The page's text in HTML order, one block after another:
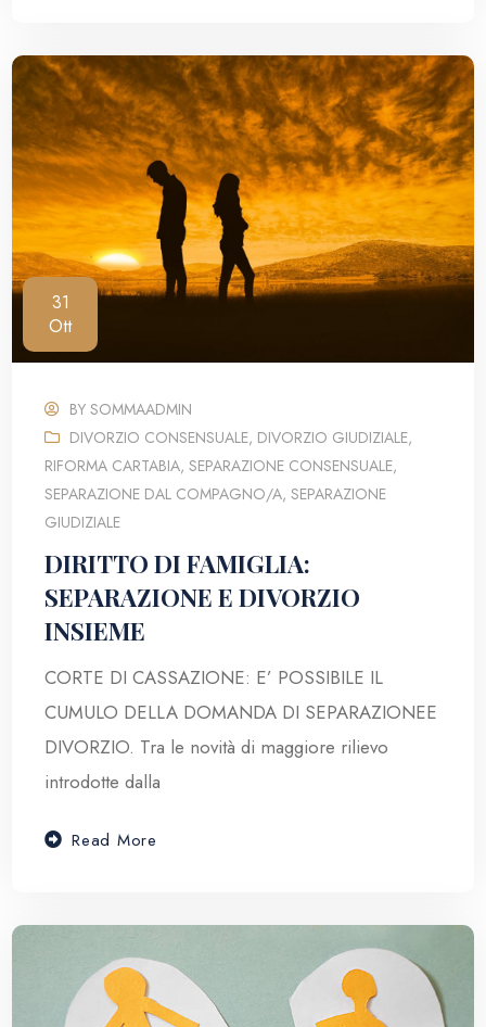
31
Ott
BYSOMMAADMIN
DIVORZIO CONSENSUALE, DIVORZIO GIUDIZIALE,
RIFORMA CARTABIA,SEPARAZIONE CONSENSUALE,
SEPARAZIONE DAL COMPAGNO/A,SEPARAZIONE
GIUDIZIALE
DIRITTO DI FAMIGLIA:
SEPARAZIONE E DIVORZIO
INSIEME
CORTE DI CASSAZIONE: E’ POSSIBILE IL
CUMULO DELLA DOMANDA DI SEPARAZIONEE
DIVORZIO. Tra le novità di maggiore rilievo
introdotte dalla
Read More